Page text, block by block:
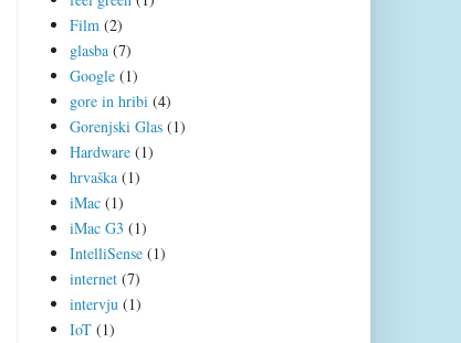
Film (2)
glasba (7)
Google (1)
gore in hribi (4)
Gorenjski Glas (1)
Hardware (1)
hrvaška (1)
iMac (1)
iMac G3 (1)
IntelliSense (1)
internet (7)
intervju (1)
IoT (1)